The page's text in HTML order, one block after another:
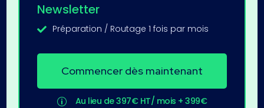
Newsletter
 Préparation / Routage 1 fois par mois
Commencer dès maintenant
p Au lieu de 397€ HT/ mois + 399€